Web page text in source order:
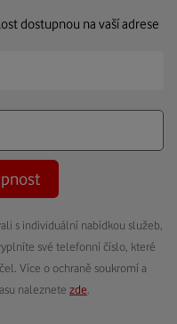
dostupnou na vaší adrese
s individuální nabídkou služeb,
své telefonní číslo, které
Více o ochraně soukromí a
naleznete zde